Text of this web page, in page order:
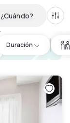
¿Cuándo?
Duración